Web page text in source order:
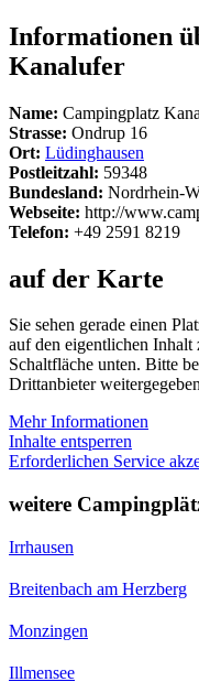
Informationen
Kanalufer
Name: Campingplatz
Strasse: Ondrup 16
Ort: Lüdinghausen
Postleitzahl: 59348
Bundesland: Nordrhein-
Webseite: http://
Telefon: +49 2591 8219
auf der Karte
Sie sehen gerade einen
auf den eigentlichen
Schaltfläche unten. Bitte
Drittanbieter
Mehr Informationen
Inhalte entsperren
Erforderlichen Service
weitere
Irrhausen
Breitenbach am Herzberg
Monzingen
Illmensee